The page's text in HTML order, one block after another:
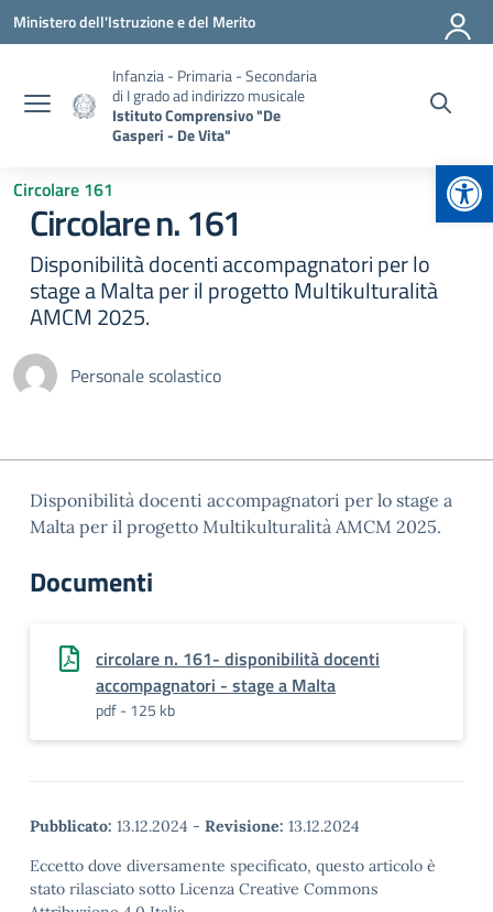
Vai ai contenuti
Vai al menu di navigazione
Vai al footer
Ministero dell'Istruzione e del Merito
Infanzia - Primaria - Secondaria
di I grado ad indirizzo musicale
Istituto Comprensivo "De
Gasperi - De Vita"
Circolare 161
Circolare n. 161
Disponibilità docenti accompagnatori per lo
stage a Malta per il progetto Multikulturalità
AMCM 2025.
Personale scolastico
Disponibilità docenti accompagnatori per lo stage a
Malta per il progetto Multikulturalità AMCM 2025.
Documenti
circolare n. 161- disponibilità docenti
accompagnatori - stage a Malta
pdf - 125 kb
Pubblicato: 13.12.2024 - Revisione: 13.12.2024
Eccetto dove diversamente specificato, questo articolo è
stato rilasciato sotto Licenza Creative Commons